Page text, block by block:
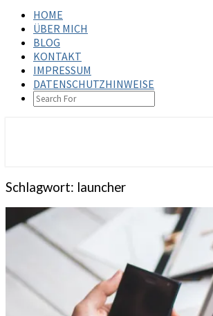
HOME
ÜBER MICH
BLOG
KONTAKT
IMPRESSUM
DATENSCHUTZHINWEISE
SEARCH
ICON
Schlagwort: launcher